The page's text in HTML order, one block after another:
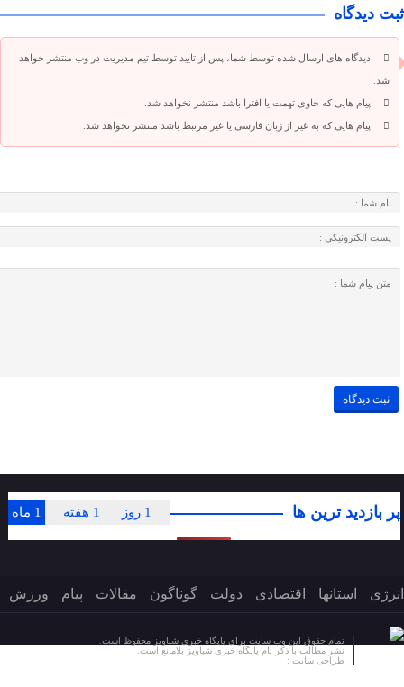
ثبت دیدگاه
دیدگاه های ارسال شده توسط شما، پس از تایید توسط تیم مدیریت در وب منتشر خواهد
شد.
پیام هایی که حاوی تهمت یا افترا باشد منتشر نخواهد شد.
پیام هایی که به غیر از زبان فارسی یا غیر مرتبط باشد منتشر نخواهد شد.
پر بازدید ترین ها 1 ماه 1 هفته 1 روز
انرژی استانها اقتصادی دولت گوناگون مقالات پیام ورزش
تمام حقوق این وب سایت برای پایگاه خبری شباویز محفوظ است.
نشر مطالب با ذکر نام پایگاه خبری شباویز بلامانع است.
طراحی سایت :